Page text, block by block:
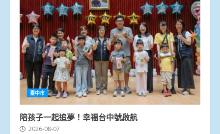
臺中市
陪孩子一起追夢！幸福台中號啟航
2026-08-07